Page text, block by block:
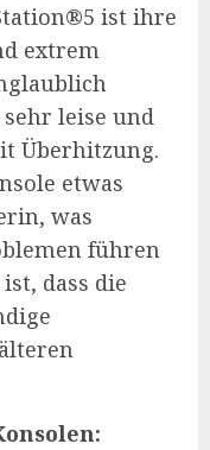
ist ihre
extrem
leise und
Überhitzung.
etwas
was
führen
dass die